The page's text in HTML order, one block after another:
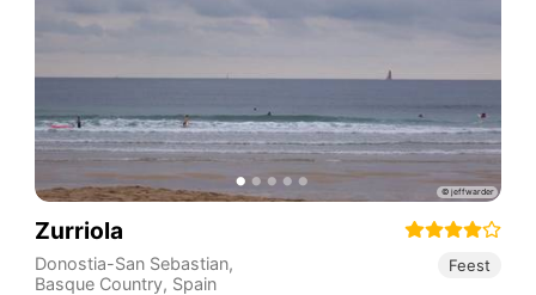
Zurriola
Donostia-San Sebastian,
Basque Country, Spain
Feest